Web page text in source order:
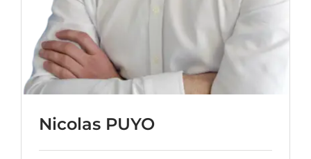
Nicolas PUYO